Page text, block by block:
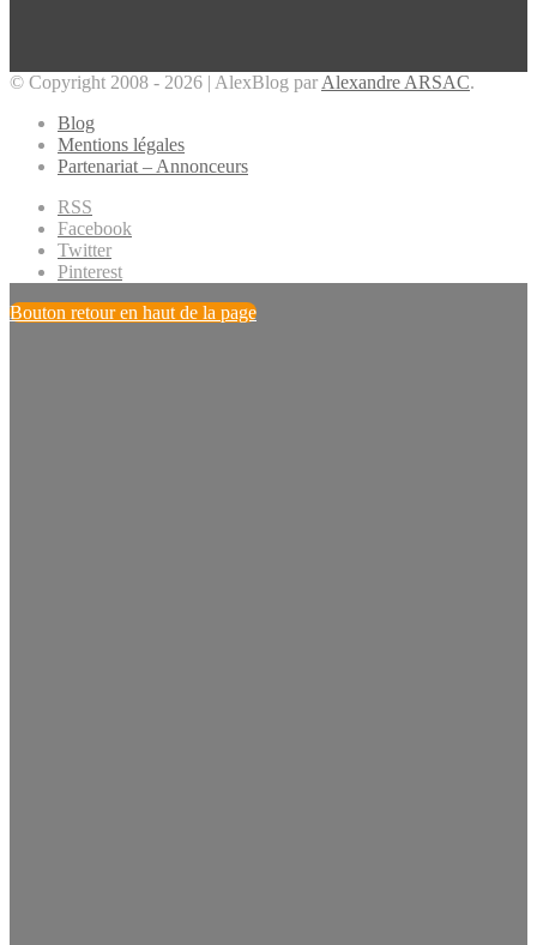
© Copyright 2008 - 2026 | AlexBlog par Alexandre ARSAC.
Blog
Mentions légales
Partenariat – Annonceurs
RSS
Facebook
Twitter
Pinterest
Bouton retour en haut de la page